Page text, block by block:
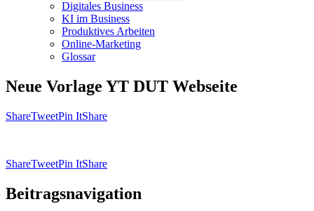
Digitales Business
KI im Business
Produktives Arbeiten
Online-Marketing
Glossar
Neue Vorlage YT DUT Webseite
ShareTweetPin ItShare
ShareTweetPin ItShare
Beitragsnavigation